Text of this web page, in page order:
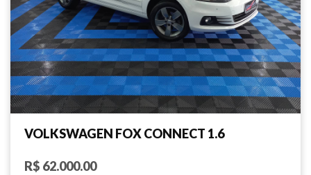
VOLKSWAGEN FOX CONNECT 1.6
R$ 62.000.00